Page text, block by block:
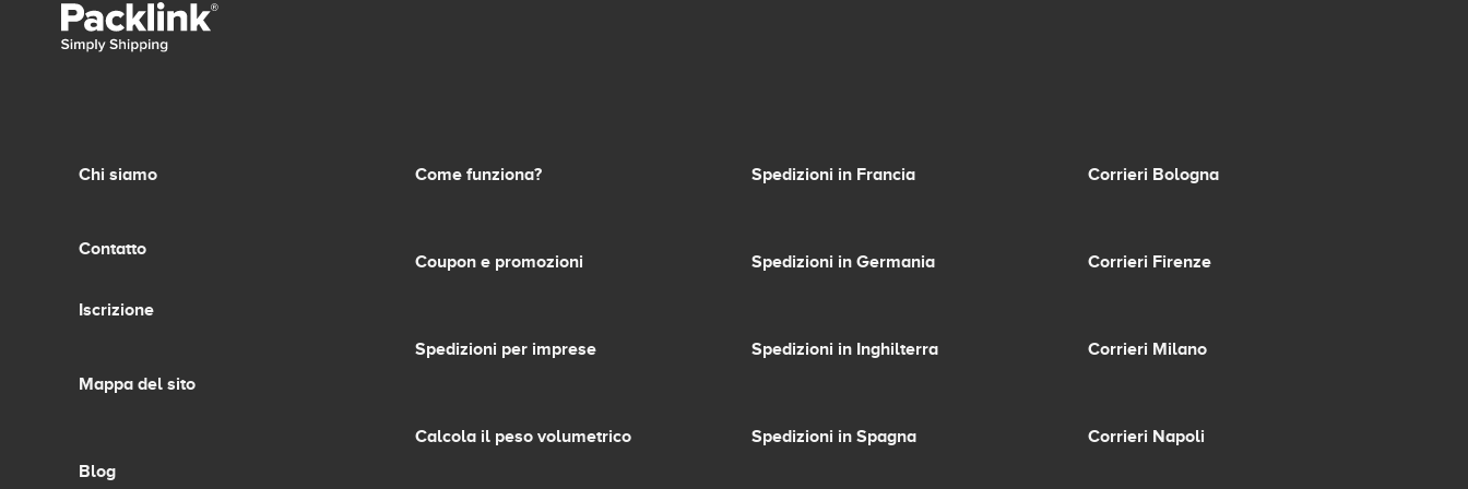
Chi siamo
Contatto
Iscrizione
Mappa del sito
Blog
Come funziona?
Coupon e promozioni
Spedizioni per imprese
Calcola il peso volumetrico
Spedizioni in Francia
Spedizioni in Germania
Spedizioni in Inghilterra
Spedizioni in Spagna
Corrieri Bologna
Corrieri Firenze
Corrieri Milano
Corrieri Napoli